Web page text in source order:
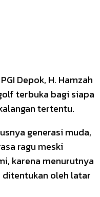
Depok, H. Hamzah
terbuka bagi siapa
tertentu.
generasi muda,
ragu meski
karena menurutnya
oleh latar